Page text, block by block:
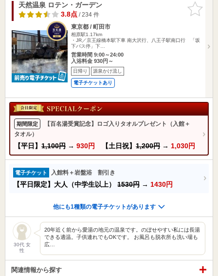
お気に入
りに追加
天然温泉 ロテン・ガーデン
3.8点/ 234 件
東京都 / 町田市
相原駅1.17km
・JR／京王線橋本駅下車 南大沢行、八王子駅南口行 「坂
下バス停」下…
営業時間 9:00～24:00
入浴料金 930円～
日帰り 源泉かけ流し
電子チケットあり
期間限定
【百名湯受賞記念】ロゴ入りタオルプレゼント（入館＋
タオル）
【平日】 1,100円 → 930円 【土日祝】 1,200円 → 1,030円
電子チケット 入館料＋岩盤浴 割引き
【平日限定】大人（中学生以上） 1530円 → 1430円
他にも1種類の電子チケットがあります
30代 女
性
20年近く前から愛湯の地元の温泉です。のぼせやすい私には長湯
できる適温。子供連れでもOKです。 お風呂も脱衣所も洗い場も
広…
関連情報から探す